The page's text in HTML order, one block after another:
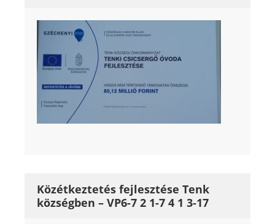
Közétkeztetés fejlesztése Tenk
községben – VP6-7 2 1-7 4 1 3-17